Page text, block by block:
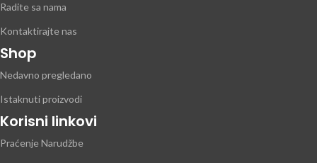
Radite sa nama
Kontaktirajte nas
Shop
Nedavno pregledano
Istaknuti proizvodi
Korisni linkovi
Praćenje Narudžbe